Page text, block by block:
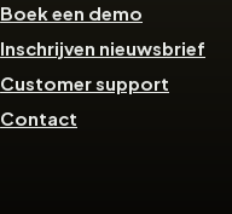
Boek een demo
Inschrijven nieuwsbrief
Customer support
Contact